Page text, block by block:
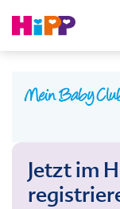
Jetzt im